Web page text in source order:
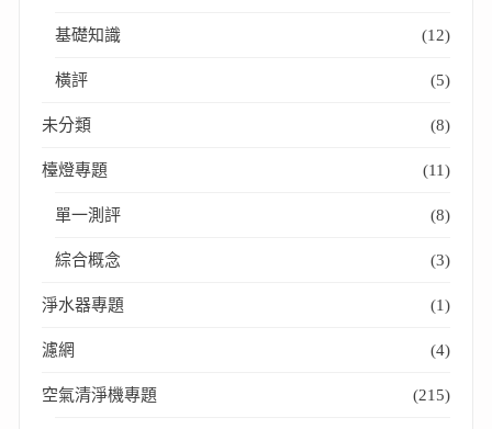
基礎知識 (12)
橫評 (5)
未分類 (8)
檯燈專題 (11)
單一測評 (8)
綜合概念 (3)
淨水器專題 (1)
濾網 (4)
空氣清淨機專題 (215)